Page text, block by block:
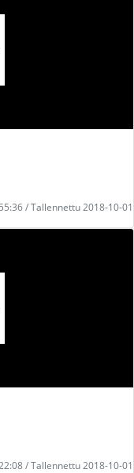
/ Tallennettu 2018-10-01
/ Tallennettu 2018-10-01